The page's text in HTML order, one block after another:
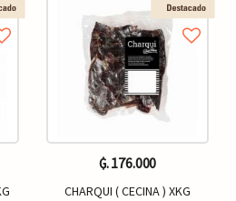
₲. 176.000
CHARQUI ( CECINA ) XKG